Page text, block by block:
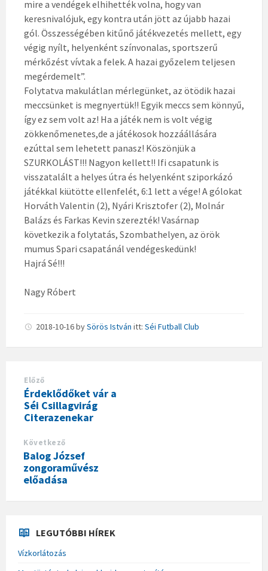
mire a vendégek elhihették volna, hogy van
keresnivalójuk, egy kontra után jött az újabb hazai
gól. Összességében kitűnő játékvezetés mellett, egy
végig nyílt, helyenként színvonalas, sportszerű
mérkőzést vívtak a felek. A hazai győzelem teljesen
megérdemelt”.
Folytatva makulátlan mérlegünket, az ötödik hazai
meccsünket is megnyertük!! Egyik meccs sem könnyű,
így ez sem volt az! Ha a játék nem is volt végig
zökkenőmenetes,de a játékosok hozzáállására
ezúttal sem lehetett panasz! Köszönjük a
SZURKOLÁST!!! Nagyon kellett!! Ifi csapatunk is
visszatalált a helyes útra és helyenként sziporkázó
játékkal kiütötte ellenfelét, 6:1 lett a vége! A gólokat
Horváth Valentin (2), Nyári Krisztofer (2), Molnár
Balázs és Farkas Kevin szerezték! Vasárnap
következik a folytatás, Szombathelyen, az örök
mumus Spari csapatánál vendégeskedünk!
Hajrá Sé!!!
Nagy Róbert
2018-10-16bySörös István itt: Séi Futball Club
Előző
Érdeklődőket vár a
Séi Csillagvirág
Citerazenekar
Következő
Balog József
zongoraművész
előadása
LEGUTÓBBI HÍREK
Vízkorlátozás